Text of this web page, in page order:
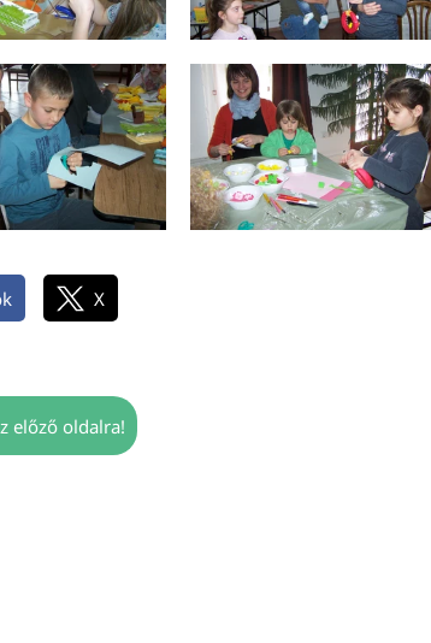
X
előző oldalra!